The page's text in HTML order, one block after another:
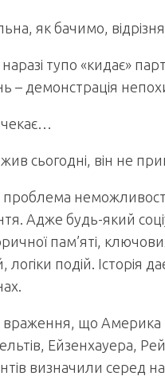
як бачимо,
тупо «кидає»
– демонстрація
сьогодні, він не
Адже будь-який
пам’яті,
подій. Історія
враження, що Америка
Ейзенхауера,
визначили серед